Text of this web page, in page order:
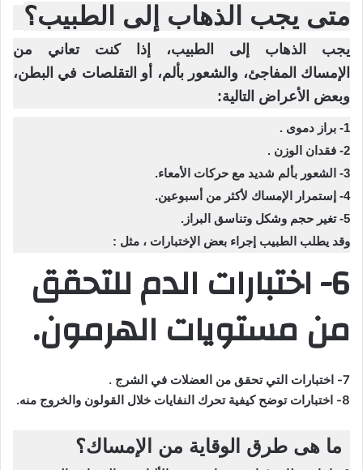
متى يجب الذهاب إلى الطبيب؟
يجب الذهاب إلى الطبيب، إذا كنت تعاني من
الإمساك المفاجئ، والشعور بألم، أو التقلصات في البطن،
وبعض الأعراض التالية:
1- براز دموى .
2- فقدان الوزن .
3- الشعور بألم شديد مع حركات الأمعاء.
4- إستمرار الإمساك لأكثر من أسبوعين.
5- تغير حجم وشكل وتناسق البراز.
وقد يطلب الطبيب إجراء بعض الإختبارات ، مثل :
6- اختبارات الدم للتحقق
من مستويات الهرمون.
7- اختبارات التي تحقق من العضلات في الشرج .
8- اختبارات توضح كيفية تحرك النفايات خلال القولون والخروج منه.
ما هى طرق الوقاية من الإمساك؟